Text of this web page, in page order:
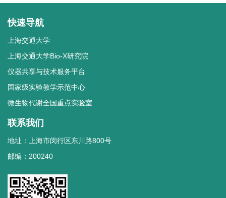
快速导航
上海交通大学
上海交通大学Bio-X研究院
仪器共享与技术服务平台
国家级实验教学示范中心
微生物代谢全国重点实验室
联系我们
地址：上海市闵行区东川路800号
邮编：200240